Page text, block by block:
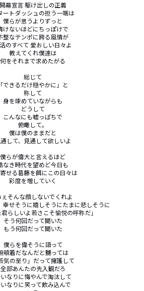
開幕宣言 駆け出しの正義
ートダッシュの担う一端は
僕らが思うよりずっと
けないほどにちっぽけで
整なテンポに跨る風情が
のすべて 愛おしい日々よ
教えてくれ僕達は
何をそれまで求めたがる
総じて
「できるだけ穏やかに」と
称して
身を竦めていながらも
どうして
こんなにも嘘っぱちで
俯瞰して。
僕は僕のままだと
して、見通して欲しいよ
僕らが偉大と言えるほど
なき時代を望めど今日も
せる葛藤を餌にこの日々は
彩度を増していく
ぇそんな顔しないでくれよ
幸せそうに嬉しそうにたまに悲しそうに
らしいよ若さこそ愉悦の呼称だ｣
そう何回だって聞いた
もう何回だって聞いた
僕らを偉そうに語って
頓着だなんだと嬲っては
気の至り」だって擁護して
全部あんたの先入観だろ
なりに悔やんで淘汰して
なりに笑って飲み込んで